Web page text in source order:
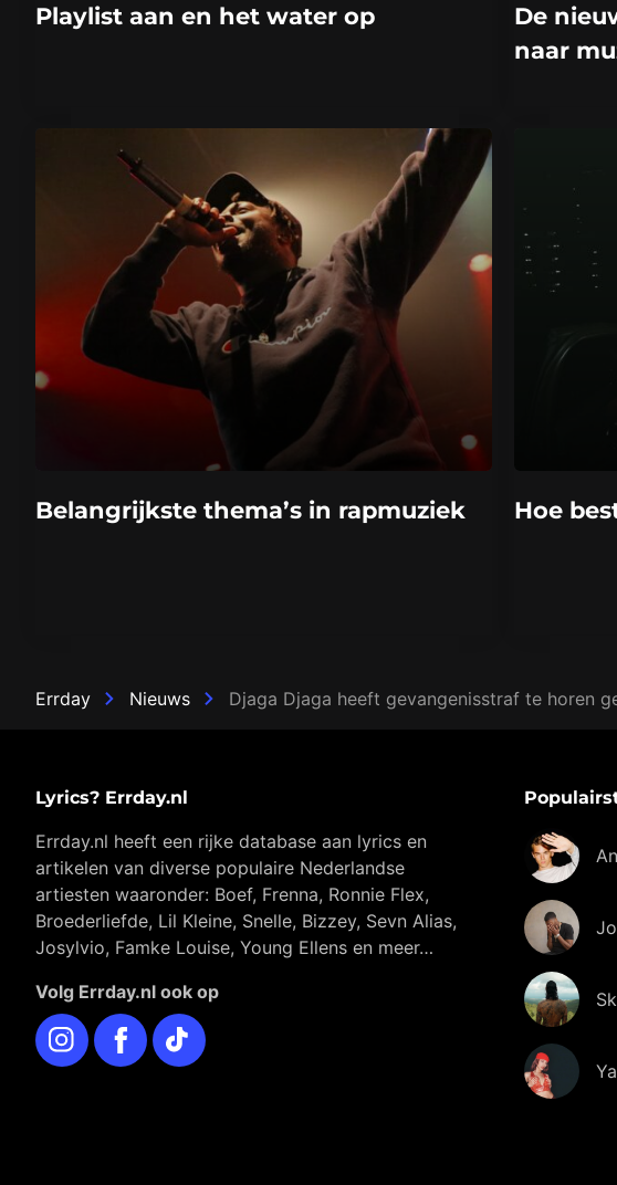
Playlist aan en het water op
De
naar
Belangrijkste thema’s in rapmuziek Hoe
Errday Nieuws Djaga Djaga heeft gevangenisstraf te horen
Lyrics? Errday.nl
Errday.nl heeft een rijke database aan lyrics en
artikelen van diverse populaire Nederlandse
artiesten waaronder: Boef, Frenna, Ronnie Flex,
Broederliefde, Lil Kleine, Snelle, Bizzey, Sevn Alias,
Josylvio, Famke Louise, Young Ellens en meer…
Volg Errday.nl ook op
InstagramFacebookTikTok